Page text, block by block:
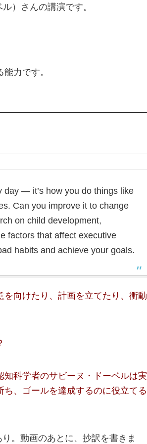
）さんの講演です。
力です。
day — it’s how you do things like
Can you improve it to change
on child development,
factors that affect executive
habits and achieve your goals.
向けたり、計画を立てたり、衝動
科学者のサビーヌ・ドーベルは実
、ゴールを達成するのに役立てる
。動画のあとに、抄訳を書きま